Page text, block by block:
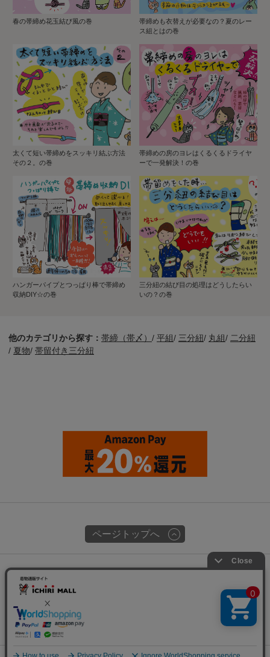
春の帯締め花玉結び風の巻
帯締めも衣替えが必要なの？夏のレー
ス組とはの巻
太くて短い帯締めをスッキリ結ぶ方法
その２。の巻
帯締めの房のヨレはくるくるドライヤ
ーで一発解決！の巻
ハンガーパイプとつっぱり棒で帯締め
収納DIY☆の巻
三分紐の結び目の処理はどうしたらい
いの？の巻
他のカテゴリから探す： 帯締（帯〆） / 平組/ 三分紐/ 丸組/ 二分紐
/ 夏物/ 帯留付き三分紐
ページトップへ
関連サイト